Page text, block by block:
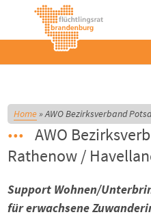
Home»AWO Bezirksverband
AWO
Rathenow /
Support Wohnen/
für erwachsene